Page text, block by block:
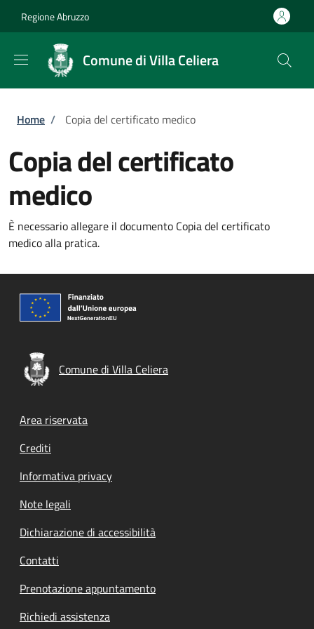
Regione Abruzzo
Comune di Villa Celiera
Briciole di pane
Home / Copia del certificato medico
Copia del certificato
medico
È necessario allegare il documento Copia del certificato
medico alla pratica.
Comune di Villa Celiera
Footer menu
Area riservata
Crediti
Informativa privacy
Note legali
Dichiarazione di accessibilità
Contatti
Prenotazione appuntamento
Richiedi assistenza